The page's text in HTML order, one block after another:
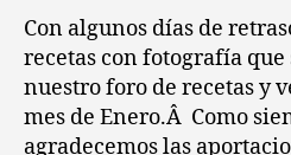
Con algunos días de
recetas con fotografía
nuestro foro de recetas y
mes de Enero.Â Como
agradecemos las